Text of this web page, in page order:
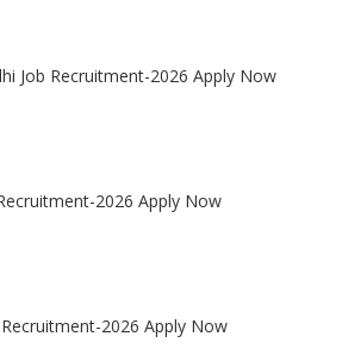
Job Recruitment-2026 Apply Now
2026 Apply Now
Recruitment-2026 Apply Now